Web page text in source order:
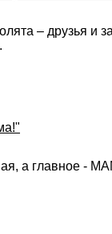
– друзья и
а главное -